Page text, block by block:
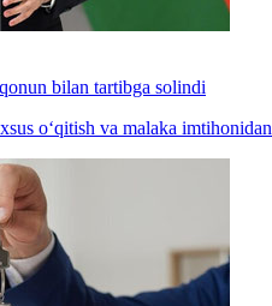
bilan tartibga solindi
o‘qitish va malaka